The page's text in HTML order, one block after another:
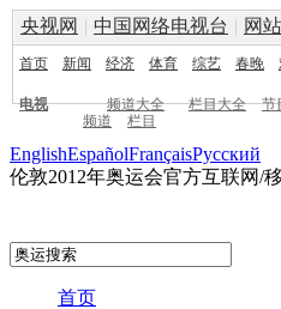
央视网 | 中国网络电视台 | 网
首页 新闻 经济 体育 综艺 春晚
电视 频道大全 栏目大全 节
频道
栏目
EnglishEspañolFrançaisPусский
伦敦2012年奥运会官方互联网/
首页